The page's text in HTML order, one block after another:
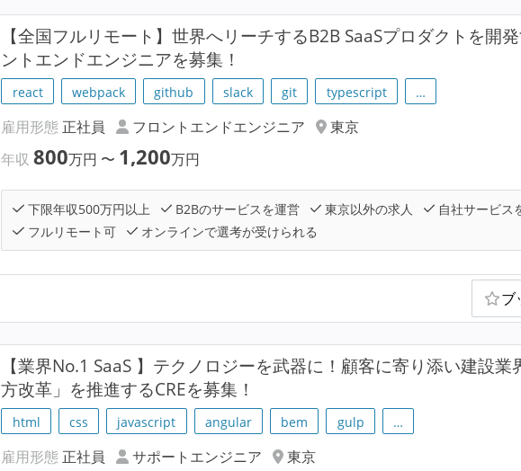
【全国フルリモート】世界へリーチするB2B SaaSプロダクトを開
ントエンドエンジニアを募集！
react webpack github slack git typescript …
雇用形態 正社員 フロントエンドエンジニア
東京
年収800万円 〜 1,200万円
下限年収500万円以上 B2Bのサービスを運営 東京以外の求人
自社サービス
フルリモート可
オンラインで選考が受けられる
ブ
【業界No.1 SaaS 】テクノロジーを武器に！顧客に寄り添い建設業
方改革」を推進するCREを募集！
html css javascript angular bem gulp …
雇用形態 正社員 サポートエンジニア
東京